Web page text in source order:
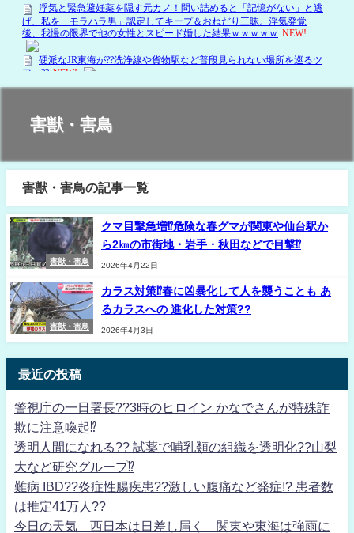
害獣・害鳥
害獣・害鳥の記事一覧
害獣・害鳥
クマ目撃急増⁉危険な春グマが関東や仙台駅か
ら2㎞の市街地・岩手・秋田などで目撃⁉
2026年4月22日
害獣・害鳥
カラス対策⁉春に凶暴化して人を襲うことも あ
るカラスへの 進化した対策??
2026年4月3日
最近の投稿
警視庁の一日署長??3時のヒロイン かなでさんが特殊詐
欺に注意喚起⁉
透明人間になれる?? 試薬で哺乳類の組織を透明化??山梨
大など研究グループ⁉
難病 IBD??炎症性腸疾患??激しい腹痛など発症!? 患者数
は推定41万人??
今日の天気 西日本は日差し届く 関東や東海は強雨に